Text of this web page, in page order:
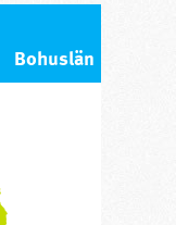
Bohuslän